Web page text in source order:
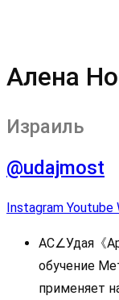
Алена
Израиль
@udajmost
Instagram Youtube
АС∠Удая《
обучение
применяет